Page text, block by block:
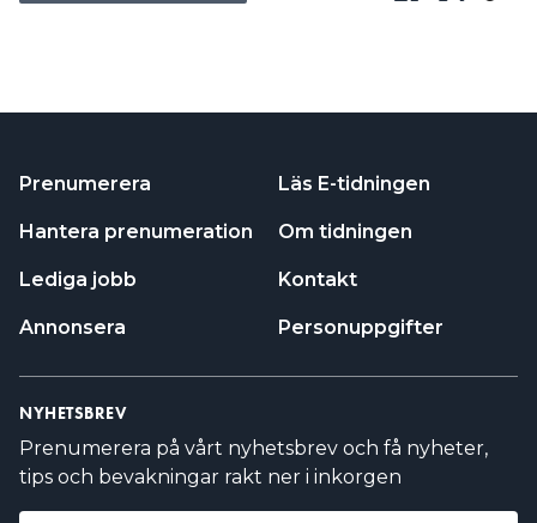
Prenumerera
Hantera prenumeration
Lediga jobb
Annonsera
Läs E-tidningen
Om tidningen
Kontakt
Personuppgifter
NYHETSBREV
Prenumerera på vårt nyhetsbrev och få nyheter,
tips och bevakningar rakt ner i inkorgen